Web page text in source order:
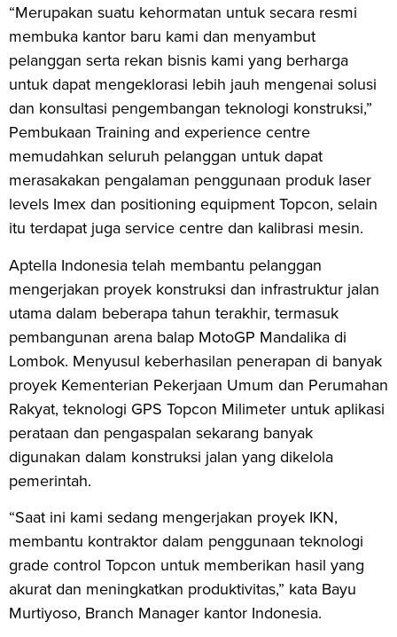
“Merupakan suatu kehormatan untuk secara resmi
membuka kantor baru kami dan menyambut
pelanggan serta rekan bisnis kami yang berharga
untuk dapat mengeklorasi lebih jauh mengenai solusi
dan konsultasi pengembangan teknologi konstruksi,”
Pembukaan Training and experience centre
memudahkan seluruh pelanggan untuk dapat
merasakakan pengalaman penggunaan produk laser
levels Imex dan positioning equipment Topcon, selain
itu terdapat juga service centre dan kalibrasi mesin.
Aptella Indonesia telah membantu pelanggan
mengerjakan proyek konstruksi dan infrastruktur jalan
utama dalam beberapa tahun terakhir, termasuk
pembangunan arena balap MotoGP Mandalika di
Lombok. Menyusul keberhasilan penerapan di banyak
proyek Kementerian Pekerjaan Umum dan Perumahan
Rakyat, teknologi GPS Topcon Milimeter untuk aplikasi
perataan dan pengaspalan sekarang banyak
digunakan dalam konstruksi jalan yang dikelola
pemerintah.
“Saat ini kami sedang mengerjakan proyek IKN,
membantu kontraktor dalam penggunaan teknologi
grade control Topcon untuk memberikan hasil yang
akurat dan meningkatkan produktivitas,” kata Bayu
Murtiyoso, Branch Manager kantor Indonesia.